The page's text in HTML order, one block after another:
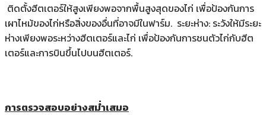
ติดตั้งฮีตเตอร์ให้สูงเพียงพอจากพื้นสูงสุดของไก่ เพื่อป้องกันการ
เผาไหม้ของไก่หรือสิ่งของอื่นที่อาจมีในฟาร์ม. ระยะห่าง: ระวังให้มีระยะ
ห่างเพียงพอระหว่างฮีตเตอร์และไก่ เพื่อป้องกันการชนตัวไก่กับฮีต
เตอร์และการบินขึ้นไปบนฮีตเตอร์.
การตรวจสอบอย่างสม่ำเสมอ